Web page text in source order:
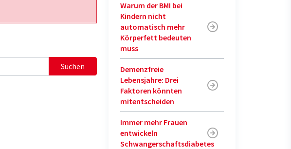
Suchen
Warum der BMI bei
Kindern nicht
automatisch mehr
Körperfett bedeuten
muss
Demenzfreie
Lebensjahre: Drei
Faktoren könnten
mitentscheiden
Immer mehr Frauen
entwickeln
Schwangerschaftsdiabetes